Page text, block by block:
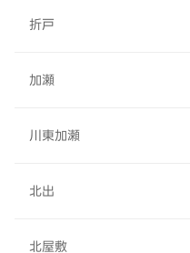
折戸
加瀬
川東加瀬
北出
北屋敷